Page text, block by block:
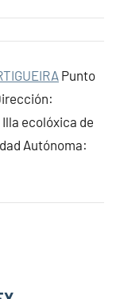
Punto
ecolóxica de
Autónoma: